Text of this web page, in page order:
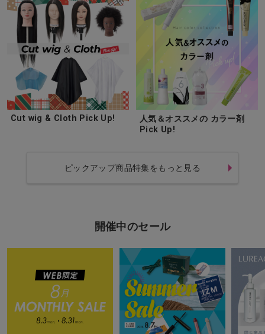
Cut wig & Cloth Pick Up!
人気＆オススメの カラー剤
Pick Up!
ピックアップ商品特集をもっと見る
開催中のセール